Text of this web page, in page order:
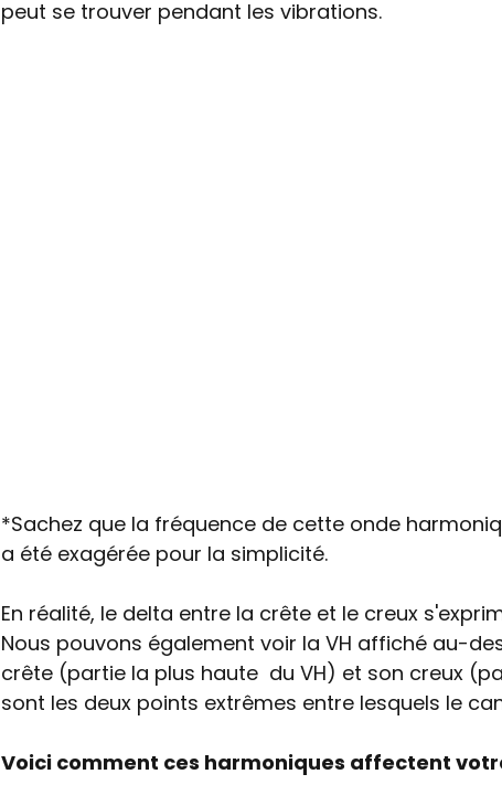
peut se trouver pendant les vibrations.
*Sachez que la fréquence de cette onde
a été exagérée pour la simplicité.
En réalité, le delta entre la crête et le creux
Nous pouvons également voir la VH affiché au-
crête (partie la plus haute  du VH) et son creux
sont les deux points extrêmes entre lesquels le
Voici comment ces harmoniques affectent